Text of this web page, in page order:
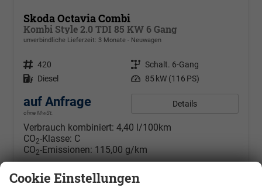
Skoda Octavia Combi
Kombi Style 2.0 TDI 85 KW 6 Gang
unverbindliche Lieferzeit: 3 Monate Neuwagen
Fahrzeugnr. 420 Getriebe Schalt. 6-Gang
Kraftstoff Diesel Leistung 85 kW (116 PS)
auf Anfrage
ohne MwSt.
Details
Verbrauch kombiniert: 4,40 l/100km
CO2-Klasse: C
CO2-Emissionen: 115,00 g/km
Cookie Einstellungen